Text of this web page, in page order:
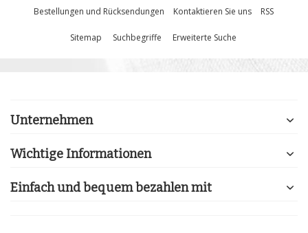
Bestellungen und Rücksendungen Kontaktieren Sie uns RSS
Sitemap Suchbegriffe Erweiterte Suche
Unternehmen
Wichtige Informationen
Einfach und bequem bezahlen mit